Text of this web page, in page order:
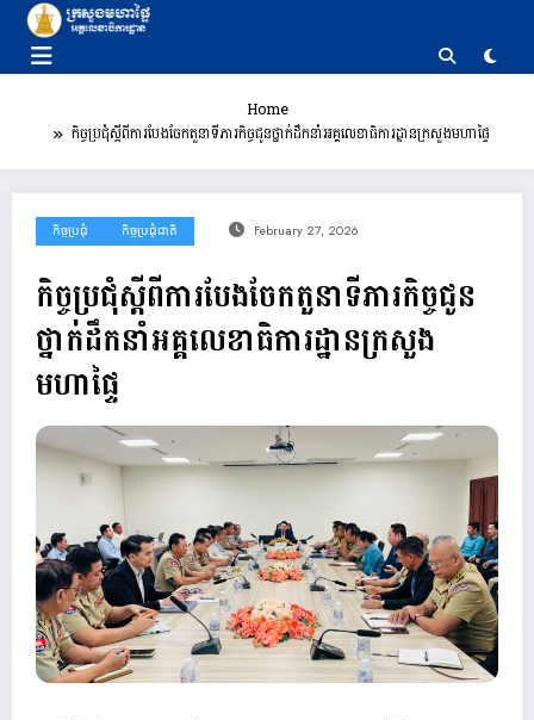
content
Home
កិច្ចប្រជុំស្តីពីការបែងចែកតួនាទីភារកិច្ចជូនថ្នាក់ដឹកនាំអគ្គលេខាធិការដ្ឋានក្រសួងមហាផ្ទៃ
កិច្ចប្រជុំ កិច្ចប្រជុំជាតិ February 27, 2026
កិច្ចប្រជុំស្តីពីការបែងចែកតួនាទីភារកិច្ចជូន
ថ្នាក់ដឹកនាំអគ្គលេខាធិការដ្ឋានក្រសួង
មហាផ្ទៃ